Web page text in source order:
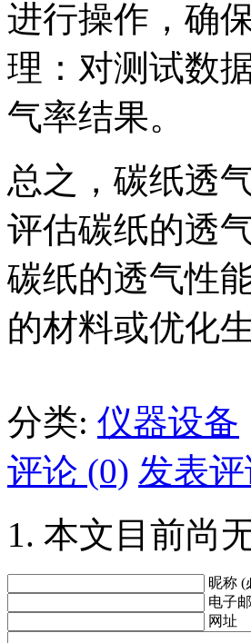
进行操作，确
理：对测试数
气率结果。
总之，碳纸透
评估碳纸的透
碳纸的透气性
的材料或优化
分类: 仪器设备
评论 (0) 发表
本文目前尚
昵称 (
电子
网址